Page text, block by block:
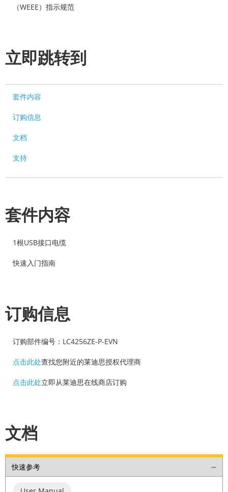
（WEEE）指示规范
立即跳转到
套件内容
订购信息
文档
支持
套件内容
1根USB接口电缆
快速入门指南
订购信息
订购部件编号：LC4256ZE-P-EVN
点击此处查找您附近的莱迪思授权代理商
点击此处立即从莱迪思在线商店订购
文档
快速参考